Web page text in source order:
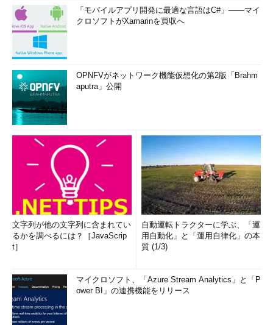
「モバイルアプリ開発に最適な言語はC#」――マイ
クロソフトがXamarinを買収へ
OPNFVがネットワーク機能仮想化の第2版「Brahm
aputra」公開
文字列が他の文字列に含まれてい
るかを調べるには？［JavaScrip
t］
自動運転トラクターに学ぶ、「運
用自動化」と「運用自律化」の本
質 (1/3)
マイクロソフト、「Azure Stream Analytics」と「P
ower BI」の連携機能をリリース